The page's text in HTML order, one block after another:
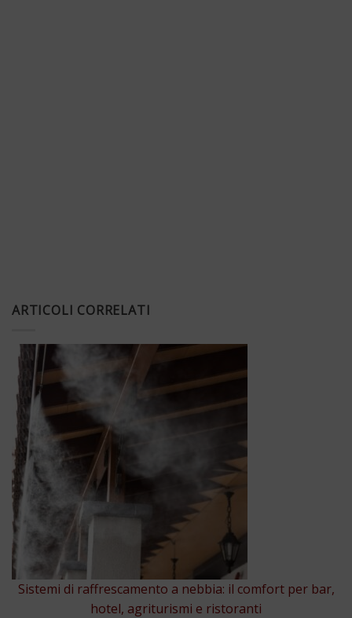
ARTICOLI CORRELATI
Sistemi di raffrescamento a nebbia: il comfort per bar,
hotel, agriturismi e ristoranti